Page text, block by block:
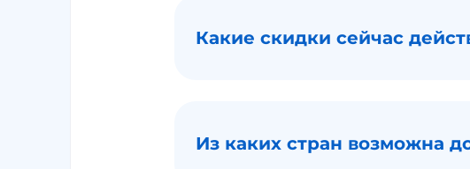
Какие скидки сейчас
Из каких стран возможна